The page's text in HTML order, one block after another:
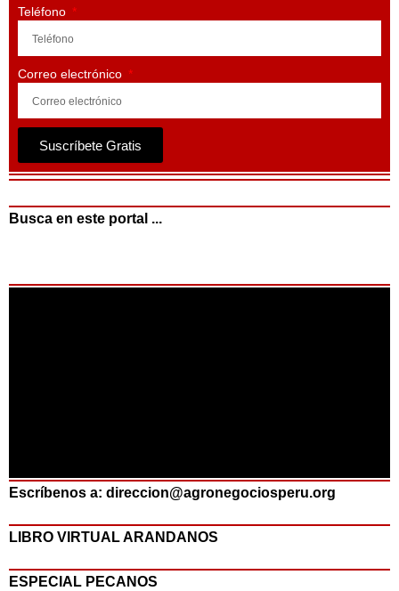
Teléfono
Correo electrónico
Suscríbete Gratis
Busca en este portal ...
Escríbenos a: direccion@agronegociosperu.org
LIBRO VIRTUAL ARANDANOS
ESPECIAL PECANOS